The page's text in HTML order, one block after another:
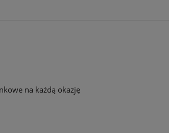
na każdą okazję